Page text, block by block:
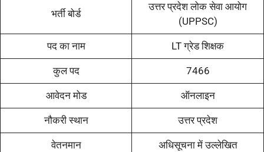
भर्ती बोर्ड
उत्तर प्रदेश लोक सेवा आयोग
(UPPSC)
पद का नाम LT ग्रेड शिक्षक
कुल पद 7466
आवेदन मोड ऑनलाइन
नौकरी स्थान उत्तर प्रदेश
वेतनमान अधिसूचना में उल्लेखित